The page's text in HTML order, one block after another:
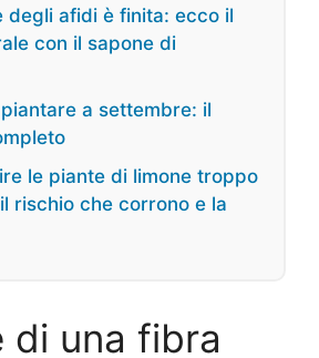
degli afidi è finita: ecco il
con il sapone di
piantare a settembre: il
le piante di limone troppo
rischio che corrono e la
di una fibra